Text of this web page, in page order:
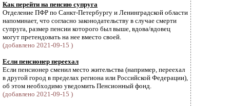
Как перейти на пенсию супруга
Отделение ПФР по Санкт-Петербургу и Ленинградской области
напоминает, что согласно законодательству в случае смерти
супруга, размер пенсии которого был выше, вдова/вдовец
могут претендовать на нее вместо своей.
(добавлено 2021-09-15 )
Если пенсионер переехал
Если пенсионер сменил место жительства (например, переехал
в другой город в пределах региона или Российской Федерации),
об этом необходимо уведомить Пенсионный фонд.
(добавлено 2021-09-15 )